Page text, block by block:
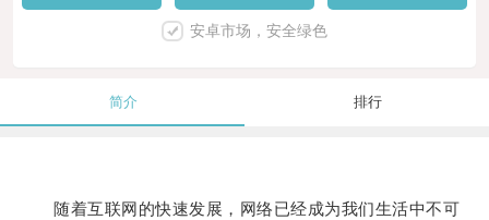
安卓市场，安全绿色
简介 排行
随着互联网的快速发展，网络已经成为我们生活中不可